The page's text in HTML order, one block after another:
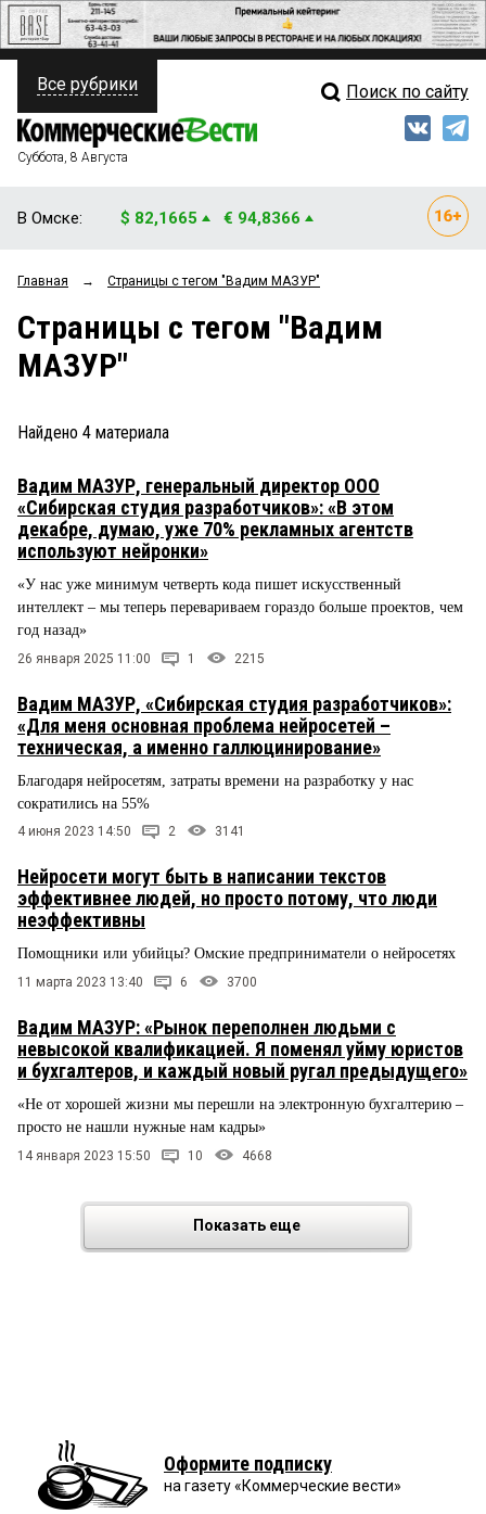
ПОЛИТИКА
ФИНАНСЫ
ОБЩЕСТВО
ЗАКОН
ПРОИСШЕСТВИЯ
СТИЛЬ ЖИЗНИ
Свежий выпуск
Мнения
Рейтинги
Все рубрики Поиск по сайту
Суббота, 8 Августа
В Омске: $ 82,1665 € 94,8366
Главная → Страницы c тегом "Вадим МАЗУР"
Страницы c тегом "Вадим
МАЗУР"
Найдено 4 материала
Вадим МАЗУР, генеральный директор ООО
«Сибирская студия разработчиков»: «В этом
декабре, думаю, уже 70% рекламных агентств
используют нейронки»
«У нас уже минимум четверть кода пишет искусственный
интеллект – мы теперь перевариваем гораздо больше проектов, чем
год назад»
26 января 2025 11:00 1 2215
Вадим МАЗУР, «Сибирская студия разработчиков»:
«Для меня основная проблема нейросетей –
техническая, а именно галлюцинирование»
Благодаря нейросетям, затраты времени на разработку у нас
сократились на 55%
4 июня 2023 14:50 2 3141
Нейросети могут быть в написании текстов
эффективнее людей, но просто потому, что люди
неэффективны
Помощники или убийцы? Омские предприниматели о нейросетях
11 марта 2023 13:40 6 3700
Вадим МАЗУР: «Рынок переполнен людьми с
невысокой квалификацией. Я поменял уйму юристов
и бухгалтеров, и каждый новый ругал предыдущего»
«Не от хорошей жизни мы перешли на электронную бухгалтерию –
просто не нашли нужные нам кадры»
14 января 2023 15:50 10 4668
Показать еще
Оформите подписку
на газету «Коммерческие вести»